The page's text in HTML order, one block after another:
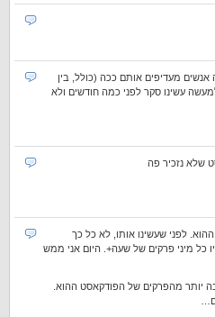
מעדיפים אותם ככה (כולל, בין
עשינו סקר לפני כמה חודשים ולא
שלא נזכיר פה
לפני שעשינו אותו, לא כל כך
כל מיני פרקים של שעה+. היום אני ממש
יותר מהפרקים של הפודקאסט ההוא.